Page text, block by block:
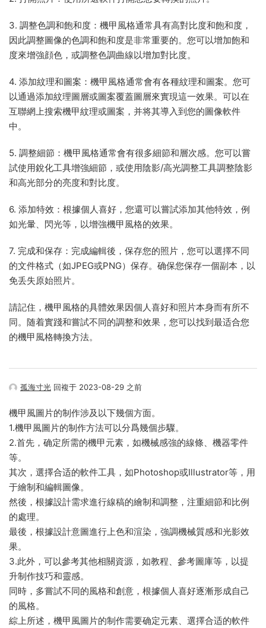
3. 調整色調和飽和度：機甲風格通常具有高對比度和飽和度，
因此調整圖像的色調和飽和度是非常重要的。您可以增加飽和
度來增強顔色，或調整色調曲線以增加對比度。
4. 添加紋理和圖案：機甲風格通常會有各種紋理和圖案。您可
以通過添加紋理圖層或圖案覆蓋圖層來實現這一效果。可以在
互聯網上搜索機甲紋理或圖案，并将其導入到您的圖像軟件
中。
5. 調整細節：機甲風格通常會有很多細節和層次感。您可以嘗
試使用銳化工具增強細節，或使用陰影/高光調整工具調整陰影
和高光部分的亮度和對比度。
6. 添加特效：根據個人喜好，您還可以嘗試添加其他特效，例
如光暈、閃光等，以增強機甲風格的效果。
7. 完成和保存：完成編輯後，保存您的照片，您可以選擇不同
的文件格式（如JPEG或PNG）保存。确保您保存一個副本，以
免丢失原始照片。
請記住，機甲風格的具體效果因個人喜好和照片本身而有所不
同。随着實踐和嘗試不同的調整和效果，您可以找到最适合您
的機甲風格轉換方法。
孤海寸光 回複于 2023-08-29 之前
機甲風圖片的制作涉及以下幾個方面。
1.機甲風圖片的制作方法可以分爲幾個步驟。
2.首先，确定所需的機甲元素，如機械感強的線條、機器零件
等。
其次，選擇合适的軟件工具，如Photoshop或Illustrator等，用
于繪制和編輯圖像。
然後，根據設計需求進行線稿的繪制和調整，注重細節和比例
的處理。
最後，根據設計意圖進行上色和渲染，強調機械質感和光影效
果。
3.此外，可以參考其他相關資源，如教程、參考圖庫等，以提
升制作技巧和靈感。
同時，多嘗試不同的風格和創意，根據個人喜好逐漸形成自己
的風格。
綜上所述，機甲風圖片的制作需要确定元素、選擇合适的軟件